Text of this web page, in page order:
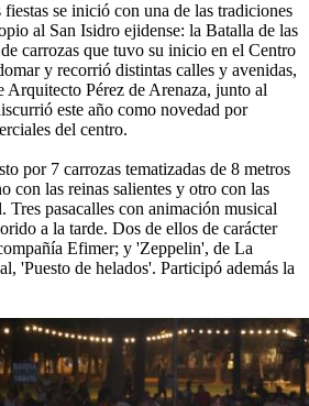
se inició con una de las tradiciones
al San Isidro ejidense: la Batalla de las
carrozas que tuvo su inicio en el Centro
y recorrió distintas calles y avenidas,
Arquitecto Pérez de Arenaza, junto al
este año como novedad por
del centro.
por 7 carrozas tematizadas de 8 metros
con las reinas salientes y otro con las
Tres pasacalles con animación musical
a la tarde. Dos de ellos de carácter
Efimer; y 'Zeppelin', de La
'Puesto de helados'. Participó además la